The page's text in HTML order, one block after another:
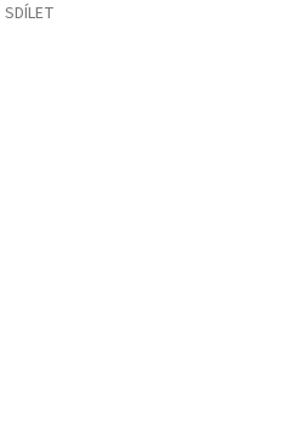
SDÍLET